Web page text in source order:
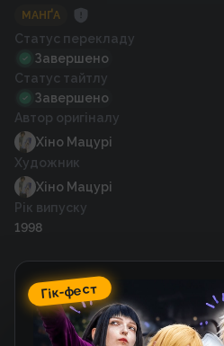
МАНҐА
Статус перекладу
Завершено
Статус тайтлу
Завершено
Автор оригіналу
Хіно Мацурі
Художник
Хіно Мацурі
Рік випуску
1998
Схожі тайтли
Гік-фест